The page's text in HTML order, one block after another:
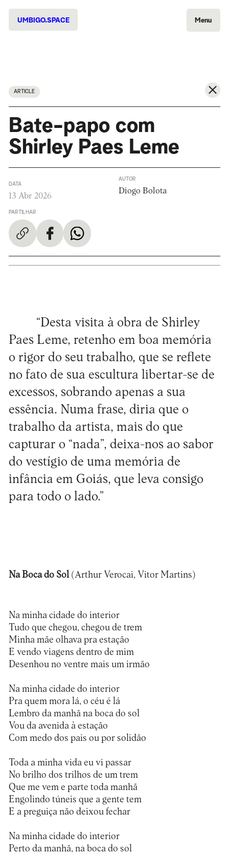
UMBIGO.SPACE Menu
ARTICLE
Bate-papo com
Shirley Paes Leme
DATA
13 Abr 2026
PARTILHAR
AUTOR
Diogo Bolota
“Desta visita à obra de Shirley
Paes Leme, retenho em boa memória
o rigor do seu trabalho, que se reflete
no fato de sua escultura libertar-se de
excessos, sobrando apenas a sua
essência. Numa frase, diria que o
trabalho da artista, mais do que
capturar o “nada”, deixa-nos ao sabor
do vestígio de uma memória de
infância em Goiás, que leva consigo
para todo o lado.”
Na Boca do Sol (Arthur Verocai, Vitor Martins)
Na minha cidade do interior
Tudo que chegou, chegou de trem
Minha mãe olhava pra estação
E vendo viagens dentro de mim
Desenhou no ventre mais um irmão
Na minha cidade do interior
Pra quem mora lá, o céu é lá
Lembro da manhã na boca do sol
Vou da avenida à estação
Com medo dos pais ou por solidão
Toda a minha vida eu vi passar
No brilho dos trilhos de um trem
Que me vem e parte toda manhã
Engolindo túneis que a gente tem
E a preguiça não deixou fechar
Na minha cidade do interior
Perto da manhã, na boca do sol